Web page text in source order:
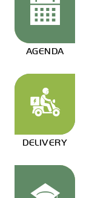
AGENDA
DELIVERY